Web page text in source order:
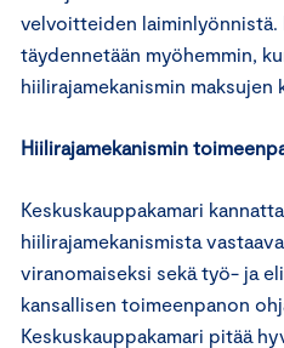
velvoitteiden laiminlyönnistä.
täydennetään myöhemmin,
hiilirajamekanismin maksujen
Hiilirajamekanismin
Keskuskauppakamari
hiilirajamekanismista
viranomaiseksi sekä työ- ja
kansallisen toimeenpanon
Keskuskauppakamari pitää